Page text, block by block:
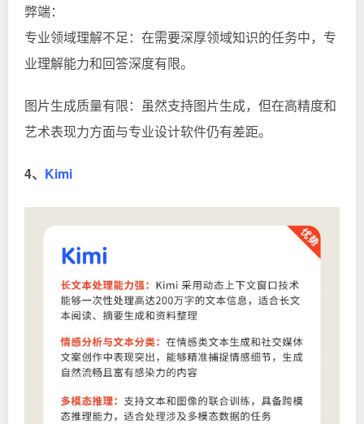
弊端：
专业领域理解不足：在需要深厚领域知识的任务中，专
业理解能力和回答深度有限。
图片生成质量有限：虽然支持图片生成，但在高精度和
艺术表现力方面与专业设计软件仍有差距。
4、 Kimi